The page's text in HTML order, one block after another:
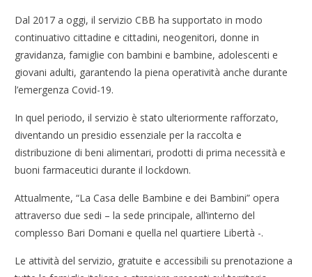
Dal 2017 a oggi, il servizio CBB ha supportato in modo
continuativo cittadine e cittadini, neogenitori, donne in
gravidanza, famiglie con bambini e bambine, adolescenti e
giovani adulti, garantendo la piena operatività anche durante
l’emergenza Covid-19.
In quel periodo, il servizio è stato ulteriormente rafforzato,
diventando un presidio essenziale per la raccolta e
distribuzione di beni alimentari, prodotti di prima necessità e
buoni farmaceutici durante il lockdown.
Attualmente, “La Casa delle Bambine e dei Bambini” opera
attraverso due sedi – la sede principale, all’interno del
complesso Bari Domani e quella nel quartiere Libertà -.
Le attività del servizio, gratuite e accessibili su prenotazione a